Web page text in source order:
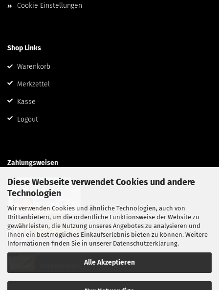
Diese Webseite verwendet Cookies und andere
Technologien
Wir verwenden Cookies und ähnliche Technologien, auch von
Drittanbietern, um die ordentliche Funktionsweise der Website zu
gewährleisten, die Nutzung unseres Angebotes zu analysieren und
Ihnen ein bestmögliches Einkaufserlebnis bieten zu können. Weitere
Informationen finden Sie in unserer Datenschutzerklärung.
Alle Akzeptieren
Cookie Einstellungen
Shop Links
Warenkorb
Merkzettel
Kasse
Logout
Zahlungsweisen